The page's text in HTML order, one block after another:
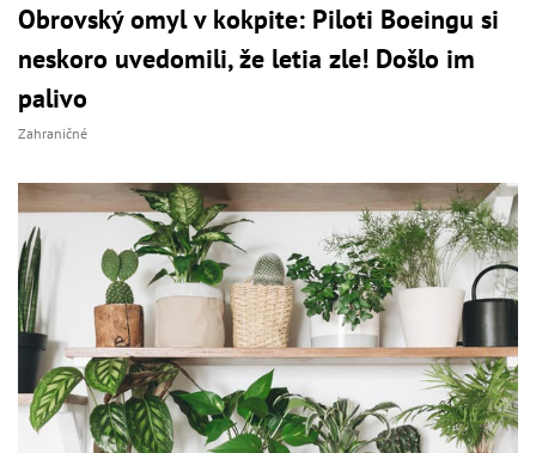
Obrovský omyl v kokpite: Piloti Boeingu si
neskoro uvedomili, že letia zle! Došlo im
palivo
Zahraničné